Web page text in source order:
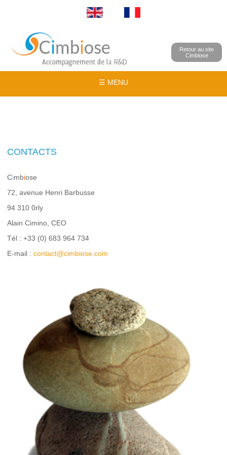
Retour au site
Cimbiose
☰ MENU
CONTACTS
Cimbiose
72, avenue Henri Barbusse
94 310 0rly
Alain Cimino, CEO
Tél : +33 (0) 683 964 734
E-mail : contact@cimbiose.com